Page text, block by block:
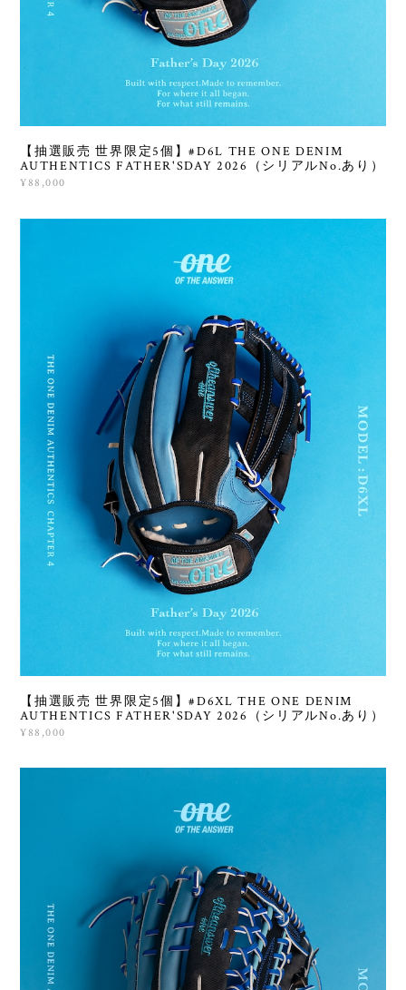
【抽選販売 世界限定5個】#D6L THE ONE DENIM
AUTHENTICS FATHER'SDAY 2026（シリアルNo.あり）
¥88,000
【抽選販売 世界限定5個】#D6XL THE ONE DENIM
AUTHENTICS FATHER'SDAY 2026（シリアルNo.あり）
¥88,000